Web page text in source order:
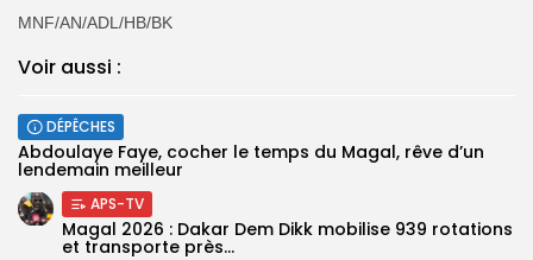
MNF/AN/ADL/HB/BK
Voir aussi :
DÉPÊCHES
Abdoulaye Faye, cocher le temps du Magal, rêve d’un
lendemain meilleur
APS-TV
Magal 2026 : Dakar Dem Dikk mobilise 939 rotations
et transporte près...